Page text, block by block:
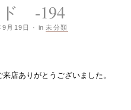
ド -194
月19日 ·in 未分類
店ありがとうございました。